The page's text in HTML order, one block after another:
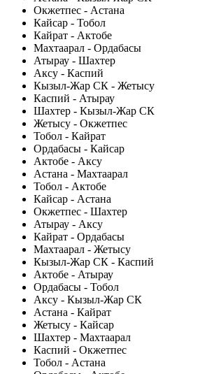
Окжетпес - Астана
Кайсар - Тобол
Кайрат - Актобе
Махтаарал - Ордабасы
Атырау - Шахтер
Аксу - Каспий
Кызыл-Жар СК - Жетысу
Каспий - Атырау
Шахтер - Кызыл-Жар СК
Жетысу - Окжетпес
Тобол - Кайрат
Ордабасы - Кайсар
Актобе - Аксу
Астана - Махтаарал
Тобол - Актобе
Кайсар - Астана
Окжетпес - Шахтер
Атырау - Аксу
Кайрат - Ордабасы
Махтаарал - Жетысу
Кызыл-Жар СК - Каспий
Актобе - Атырау
Ордабасы - Тобол
Аксу - Кызыл-Жар СК
Астана - Кайрат
Жетысу - Кайсар
Шахтер - Махтаарал
Каспий - Окжетпес
Тобол - Астана